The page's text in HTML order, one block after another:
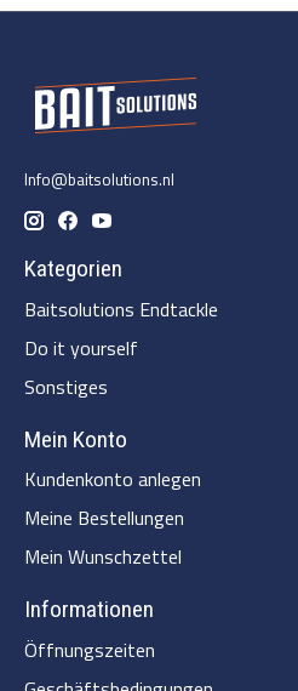
Info@baitsolutions.nl
Kategorien
Baitsolutions Endtackle
Do it yourself
Sonstiges
Mein Konto
Kundenkonto anlegen
Meine Bestellungen
Mein Wunschzettel
Informationen
Öffnungszeiten